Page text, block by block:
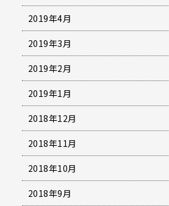
2019年4月
2019年3月
2019年2月
2019年1月
2018年12月
2018年11月
2018年10月
2018年9月